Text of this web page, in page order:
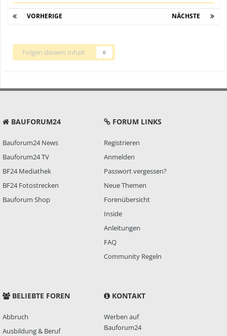
VORHERIGE NÄCHSTE
Folgen diesem Inhalt 0
BAUFORUM24
Bauforum24 News
Bauforum24 TV
BF24 Mediathek
BF24 Fotostrecken
Bauforum Shop
FORUM LINKS
Registrieren
Anmelden
Passwort vergessen?
Neue Themen
Forenübersicht
Inside
Anleitungen
FAQ
Community Regeln
BELIEBTE FOREN
Abbruch
Ausbildung & Beruf
KONTAKT
Werben auf
Bauforum24